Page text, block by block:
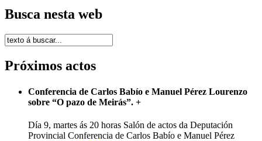
Busca nesta web
Próximos actos
Conferencia de Carlos Babío e Manuel Pérez Lourenzo
sobre “O pazo de Meirás”. +
Día 9, martes ás 20 horas Salón de actos da Deputación
Provincial Conferencia de Carlos Babío e Manuel Pérez